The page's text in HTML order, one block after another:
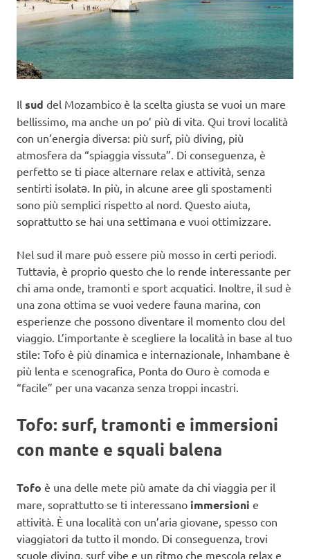
Il sud del Mozambico è la scelta giusta se vuoi un mare
bellissimo, ma anche un po’ più di vita. Qui trovi località
con un’energia diversa: più surf, più diving, più
atmosfera da “spiaggia vissuta”. Di conseguenza, è
perfetto se ti piace alternare relax e attività, senza
sentirti isolatə. In più, in alcune aree gli spostamenti
sono più semplici rispetto al nord. Questo aiuta,
soprattutto se hai una settimana e vuoi ottimizzare.
Nel sud il mare può essere più mosso in certi periodi.
Tuttavia, è proprio questo che lo rende interessante per
chi ama onde, tramonti e sport acquatici. Inoltre, il sud è
una zona ottima se vuoi vedere fauna marina, con
esperienze che possono diventare il momento clou del
viaggio. L’importante è scegliere la località in base al tuo
stile: Tofo è più dinamica e internazionale, Inhambane è
più lenta e scenografica, Ponta do Ouro è comoda e
“facile” per una vacanza senza troppi incastri.
Tofo: surf, tramonti e immersioni
con mante e squali balena
Tofo è una delle mete più amate da chi viaggia per il
mare, soprattutto se ti interessano immersioni e
attività. È una località con un’aria giovane, spesso con
viaggiatori da tutto il mondo. Di conseguenza, trovi
scuole diving, surf vibe e un ritmo che mescola relax e